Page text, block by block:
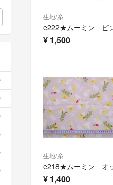
生地/糸
¥ 1,500
生地/糸
¥ 1,400